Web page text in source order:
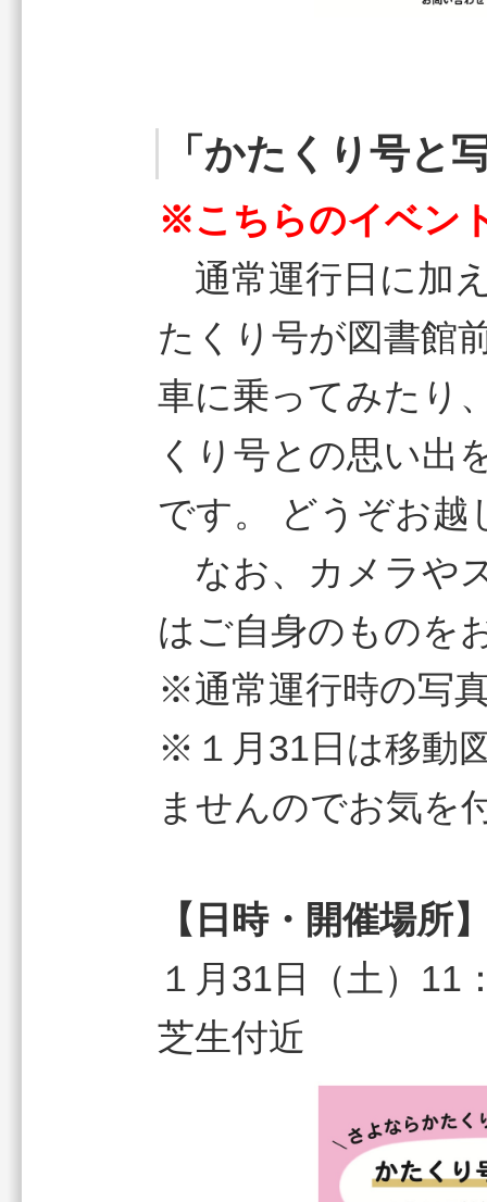
「かたくり号と
※こちらのイベン
通常運行日に加
たくり号が図書館
車に乗ってみたり
くり号との思い出
です。 どうぞお越
なお、カメラや
はご自身のものを
※通常運行時の写
※１月31日は移動
ませんのでお気を
【日時・開催場所
１月31日（土）
芝生付近